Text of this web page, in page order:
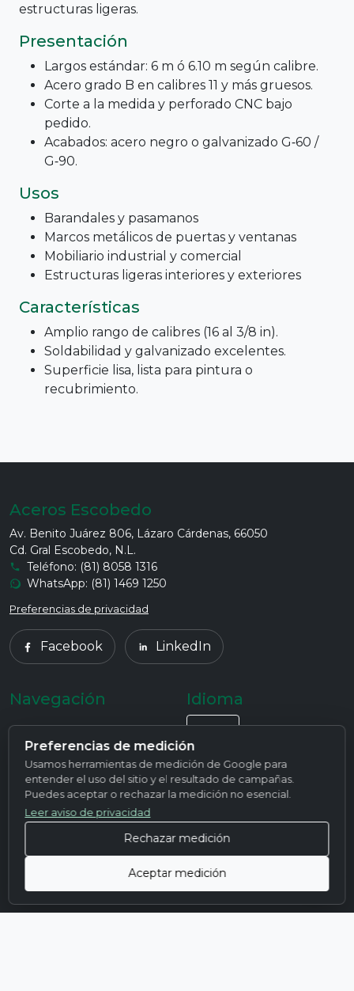
estructuras ligeras.
Presentación
Largos estándar: 6 m ó 6.10 m según calibre.
Acero grado B en calibres 11 y más gruesos.
Corte a la medida y perforado CNC bajo
pedido.
Acabados: acero negro o galvanizado G‑60 /
G‑90.
Usos
Barandales y pasamanos
Marcos metálicos de puertas y ventanas
Mobiliario industrial y comercial
Estructuras ligeras interiores y exteriores
Características
Amplio rango de calibres (16 al 3/8 in).
Soldabilidad y galvanizado excelentes.
Superficie lisa, lista para pintura o
recubrimiento.
Aceros Escobedo
Av. Benito Juárez 806, Lázaro Cárdenas, 66050
Cd. Gral Escobedo, N.L.
Teléfono: (81) 8058 1316
WhatsApp: (81) 1469 1250
Preferencias de privacidad
Facebook LinkedIn
Navegación
Inicio
Nosotros
Productos
Idioma
Preferencias de medición
Usamos herramientas de medición de Google para
entender el uso del sitio y el resultado de campañas.
Puedes aceptar o rechazar la medición no esencial.
Leer aviso de privacidad
Rechazar medición
Aceptar medición